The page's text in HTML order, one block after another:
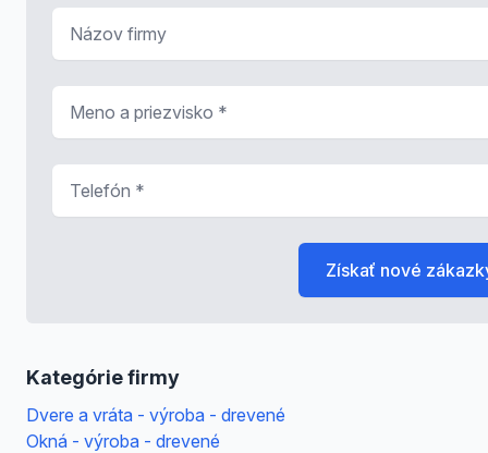
Kategórie firmy
Dvere a vráta - výroba - drevené
Okná - výroba - drevené
Získať nové